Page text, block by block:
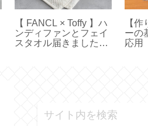
【HARIO】水出しコー
ヒーの作り方とお茶用
ボトルとの違い【ハリ
【
て洗
利！